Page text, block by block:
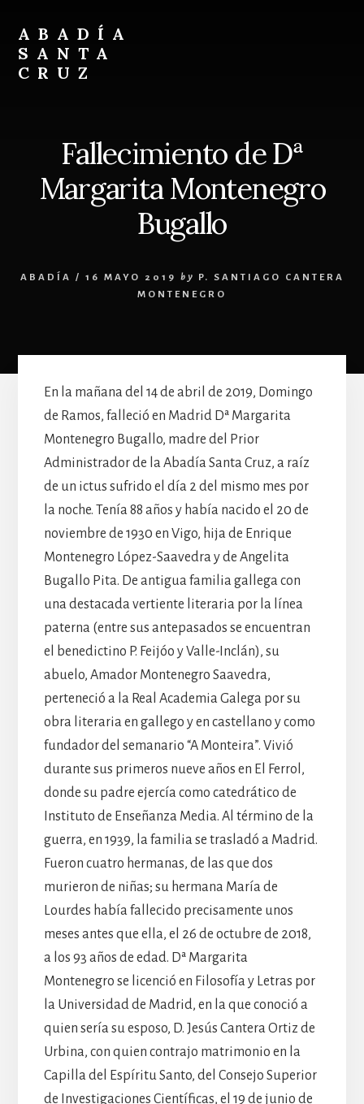
content
footer
ABADÍA
SANTA
CRUZ
Fallecimiento de Dª
Margarita Montenegro
Bugallo
ABADÍA / 16 MAYO 2019 by
P. SANTIAGO CANTERA
MONTENEGRO
En la mañana del 14 de abril de 2019, Domingo
de Ramos, falleció en Madrid Dª Margarita
Montenegro Bugallo, madre del Prior
Administrador de la Abadía Santa Cruz, a raíz
de un ictus sufrido el día 2 del mismo mes por
la noche. Tenía 88 años y había nacido el 20 de
noviembre de 1930 en Vigo, hija de Enrique
Montenegro López-Saavedra y de Angelita
Bugallo Pita. De antigua familia gallega con
una destacada vertiente literaria por la línea
paterna (entre sus antepasados se encuentran
el benedictino P. Feijóo y Valle-Inclán), su
abuelo, Amador Montenegro Saavedra,
perteneció a la Real Academia Galega por su
obra literaria en gallego y en castellano y como
fundador del semanario “A Monteira”. Vivió
durante sus primeros nueve años en El Ferrol,
donde su padre ejercía como catedrático de
Instituto de Enseñanza Media. Al término de la
guerra, en 1939, la familia se trasladó a Madrid.
Fueron cuatro hermanas, de las que dos
murieron de niñas; su hermana María de
Lourdes había fallecido precisamente unos
meses antes que ella, el 26 de octubre de 2018,
a los 93 años de edad. Dª Margarita
Montenegro se licenció en Filosofía y Letras por
la Universidad de Madrid, en la que conoció a
quien sería su esposo, D. Jesús Cantera Ortiz de
Urbina, con quien contrajo matrimonio en la
Capilla del Espíritu Santo, del Consejo Superior
de Investigaciones Científicas, el 19 de junio de